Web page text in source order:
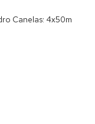
Canelas: 4x50m